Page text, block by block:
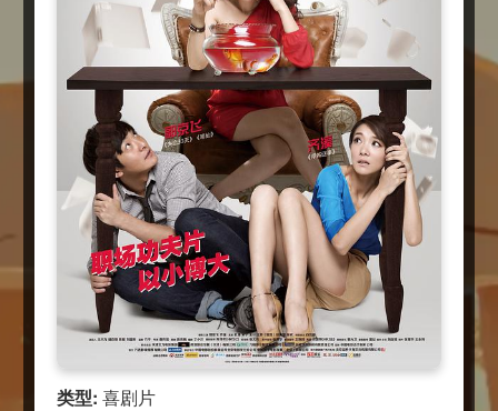
类型: 喜剧片